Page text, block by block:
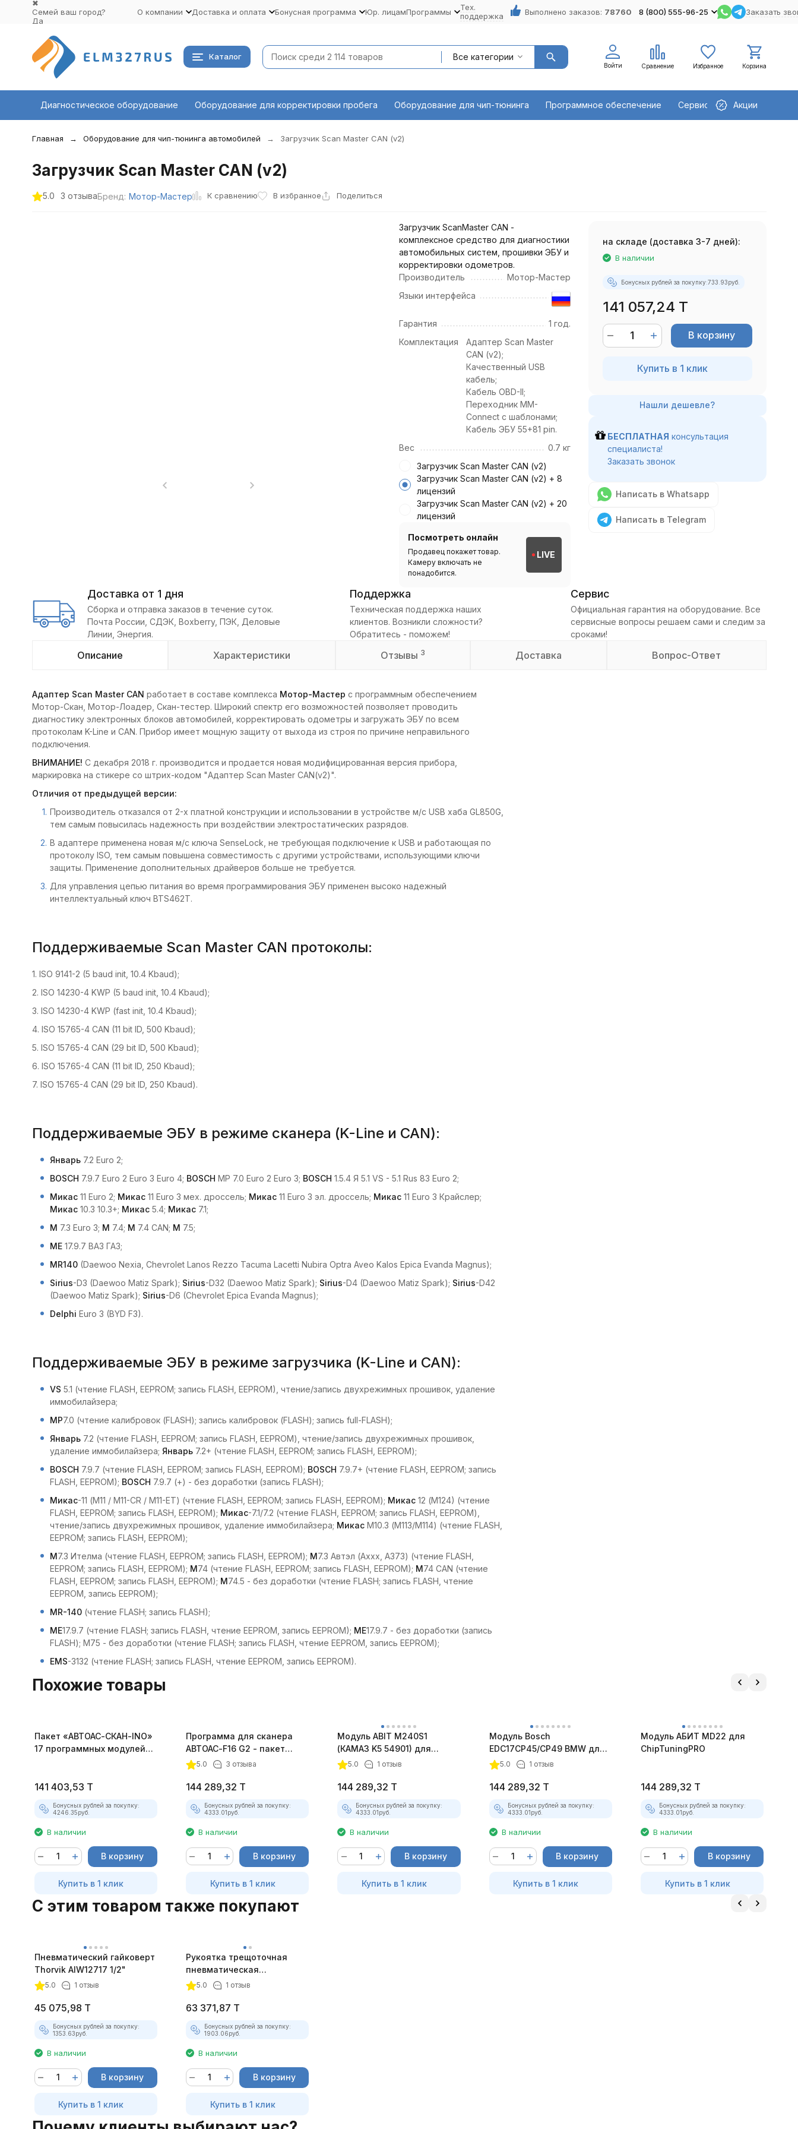
✖
Семей ваш город?
Да
О компании Доставка и оплата Бонусная программа Юр. лицамПрограммы
Тех.
поддержка
Выполнено заказов: 78760 8 (800) 555-96-25 Заказать
Каталог Все категории
Войти Сравнение Избранное Корзина
Диагностическое оборудование Оборудование для корректировки пробега Оборудование для чип-тюнинга Программное обеспечение Сервисное оборудование
Акции
Главная Оборудование для чип-тюнинга автомобилей Загрузчик Scan Master CAN (v2)
Загрузчик Scan Master CAN (v2)
5.0 3 отзываБренд: Мотор-Мастер К сравнению В избранное Поделиться
Загрузчик ScanMaster CAN -
комплексное средство для диагностики
автомобильных систем, прошивки ЭБУ и
корректировки одометров.
Производитель
Мотор-Мастер
Языки интерфейса
Гарантия
1 год.
Комплектация
Адаптер Scan Master
CAN (v2);
Качественный USB
кабель;
Кабель OBD-II;
Переходник MM-
Connect с шаблонами;
Кабель ЭБУ 55+81 pin.
Вес
0.7 кг
Загрузчик Scan Master CAN (v2)
Загрузчик Scan Master CAN (v2) + 8
лицензий
Загрузчик Scan Master CAN (v2) + 20
лицензий
Посмотреть онлайн
Продавец покажет товар.
Камеру включать не
понадобится.
LIVE
на складе (доставка 3-7 дней):
В наличии
Бонусных рублей за покупку:733.93руб.
141 057,24 T
В корзину
Купить в 1 клик
БЕСПЛАТНАЯ консультация
специалиста!
Заказать звонок
Написать в Whatsapp
Написать в Telegram
Доставка от 1 дня
Сборка и отправка заказов в течение суток.
Почта России, СДЭК, Boxberry, ПЭК, Деловые
Линии, Энергия.
Поддержка
Техническая поддержка наших
клиентов. Возникли сложности?
Обратитесь - поможем!
Сервис
Официальная гарантия на оборудование. Все
сервисные вопросы решаем сами и следим за
сроками!
Описание Характеристики Отзывы 3 Доставка Вопрос-Ответ
Адаптер Scan Master CAN работает в составе комплекса Мотор-Мастер с программным обеспечением
Mотор-Скан, Мотор-Лоадер, Скан-тестер. Широкий спектр его возможностей позволяет проводить
диагностику электронных блоков автомобилей, корректировать одометры и загружать ЭБУ по всем
протоколам K-Line и CAN. Прибор имеет мощную защиту от выхода из строя по причине неправильного
подключения.
ВНИМАНИЕ! С декабря 2018 г. производится и продается новая модифицированная версия прибора,
маркировка на стикере со штрих-кодом "Адаптер Scan Master CAN(v2)".
Отличия от предыдущей версии:
Производитель отказался от 2-х платной конструкции и использовании в устройстве м/с USB хаба GL850G,
тем самым повысилась надежность при воздействии электростатических разрядов.
В адаптере применена новая м/с ключа SenseLock, не требующая подключение к USB и работающая по
протоколу ISO, тем самым повышена совместимость с другими устройствами, использующими ключи
защиты. Применение дополнительных драйверов больше не требуется.
Для управления цепью питания во время программирования ЭБУ применен высоко надежный
интеллектуальный ключ BTS462T.
Поддерживаемые Scan Master CAN протоколы:
1. ISO 9141-2 (5 baud init, 10.4 Kbaud);
2. ISO 14230-4 KWP (5 baud init, 10.4 Kbaud);
3. ISO 14230-4 KWP (fast init, 10.4 Kbaud);
4. ISO 15765-4 CAN (11 bit ID, 500 Kbaud);
5. ISO 15765-4 CAN (29 bit ID, 500 Kbaud);
6. ISO 15765-4 CAN (11 bit ID, 250 Kbaud);
7. ISO 15765-4 CAN (29 bit ID, 250 Kbaud).
Поддерживаемые ЭБУ в режиме сканера (K-Line и CAN):
Январь7.2 Euro 2;
BOSCH 7.9.7 Euro 2 Euro 3 Euro 4; BOSCH MP 7.0 Euro 2 Euro 3; BOSCH 1.5.4 Я 5.1 VS - 5.1 Rus 83 Euro 2;
Микас11 Euro 2; Микас11 Euro 3 мех. дроссель; Микас11 Euro 3 эл. дроссель; Микас11 Euro 3 Крайслер;
Микас10.3 10.3+; Микас5.4; Микас7.1;
М 7.3 Euro 3; М 7.4; М 7.4 CAN; М 7.5;
ME17.9.7 ВАЗ ГАЗ;
MR140(Daewoo Nexia, Chevrolet Lanos Rezzo Tacuma Lacetti Nubira Optra Aveo Kalos Epica Evanda Magnus);
Sirius-D3 (Daewoo Matiz Spark); Sirius-D32 (Daewoo Matiz Spark); Sirius-D4 (Daewoo Matiz Spark); Sirius-D42
(Daewoo Matiz Spark); Sirius-D6 (Chevrolet Epica Evanda Magnus);
Delphi Euro 3 (BYD F3).
Поддерживаемые ЭБУ в режиме загрузчика (K-Line и CAN):
VS 5.1 (чтение FLASH, EEPROM; запись FLASH, EEPROM), чтение/запись двухрежимных прошивок, удаление
иммобилайзера;
MP7.0 (чтение калибровок (FLASH); запись калибровок (FLASH); запись full-FLASH);
Январь7.2 (чтение FLASH, EEPROM; запись FLASH, EEPROM), чтение/запись двухрежимных прошивок,
удаление иммобилайзера; Январь7.2+ (чтение FLASH, EEPROM; запись FLASH, EEPROM);
BOSCH 7.9.7 (чтение FLASH, EEPROM; запись FLASH, EEPROM); BOSCH 7.9.7+ (чтение FLASH, EEPROM; запись
FLASH, EEPROM); BOSCH 7.9.7 (+) - без доработки (запись FLASH);
Микас-11 (M11 / M11-CR / M11-ET) (чтение FLASH, EEPROM; запись FLASH, EEPROM); Микас12 (М124) (чтение
FLASH, EEPROM; запись FLASH, EEPROM); Mикас-7.1/7.2 (чтение FLASH, EEPROM; запись FLASH, EEPROM),
чтение/запись двухрежимных прошивок, удаление иммобилайзера; МикасМ10.3 (М113/M114) (чтение FLASH,
EEPROM; запись FLASH, EEPROM);
M7.3 Ителма (чтение FLASH, EEPROM; запись FLASH, EEPROM); M7.3 Автэл (Axxx, A373) (чтение FLASH,
EEPROM; запись FLASH, EEPROM); M74 (чтение FLASH, EEPROM; запись FLASH, EEPROM); M74 CAN (чтение
FLASH, EEPROM; запись FLASH, EEPROM); M74.5 - без доработки (чтение FLASH; запись FLASH, чтение
EEPROM, запись EEPROM);
MR-140(чтение FLASH; запись FLASH);
ME17.9.7 (чтение FLASH; запись FLASH, чтение EEPROM, запись EEPROM); ME17.9.7 - без доработки (запись
FLASH); M75 - без доработки (чтение FLASH; запись FLASH, чтение EEPROM, запись EEPROM);
EMS-3132 (чтение FLASH; запись FLASH, чтение EEPROM, запись EEPROM).
Похожие товары
Пакет «АВТОАС-СКАН-INO»
17 программных модулей
141 403,53 T
Бонусных рублей за покупку:
4246.35руб.
В наличии
В корзину
Купить в 1 клик
Программа для сканера
АВТОАС-F16 G2 - пакет
программ "TRUCK"
5.0 3 отзыва
144 289,32 T
Бонусных рублей за покупку:
4333.01руб.
В наличии
В корзину
Купить в 1 клик
Модуль ABIT M240S1
(КАМАЗ K5 54901) для
ChipTuningPRO
5.0 1 отзыв
144 289,32 T
Бонусных рублей за покупку:
4333.01руб.
В наличии
В корзину
Купить в 1 клик
Модуль Bosch
EDC17CP45/CP49 BMW для
ChipTuningPRO
5.0 1 отзыв
144 289,32 T
Бонусных рублей за покупку:
4333.01руб.
В наличии
В корзину
Купить в 1 клик
Модуль АБИТ MD22 для
ChipTuningPRO
144 289,32 T
Бонусных рублей за покупку:
4333.01руб.
В наличии
В корзину
Купить в 1 клик
C этим товаром также покупают
Пневматический гайковерт
Thorvik AIW12717 1/2"
5.0 1 отзыв
45 075,98 T
Бонусных рублей за покупку:
1353.63руб.
В наличии
В корзину
Купить в 1 клик
Рукоятка трещoточная
пневматическая
укороченная Jonnesway
5.0 1 отзыв
63 371,87 T
Бонусных рублей за покупку:
1903.06руб.
В наличии
В корзину
Купить в 1 клик